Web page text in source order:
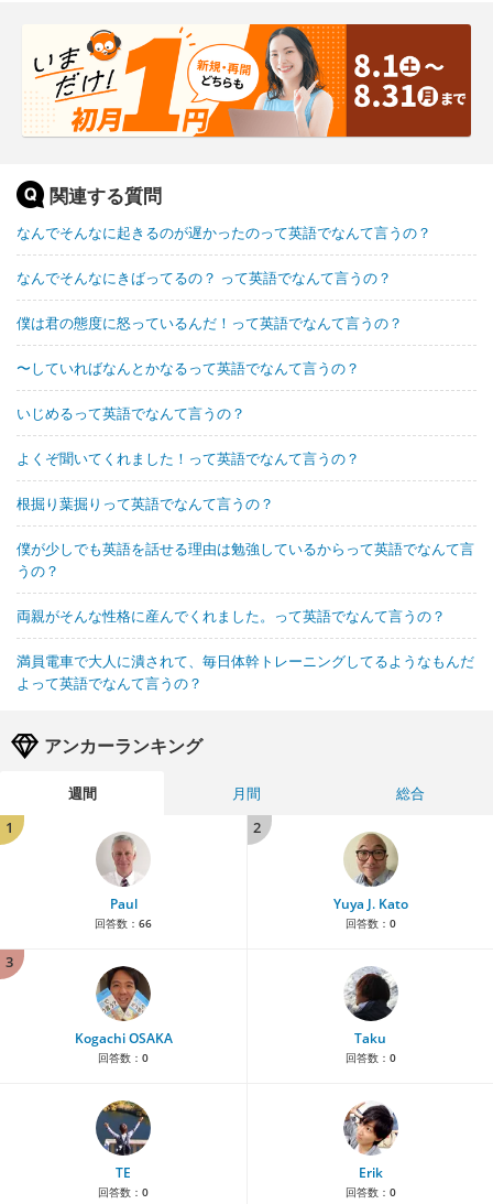
関連する質問
なんでそんなに起きるのが遅かったのって英語でなんて言うの？
なんでそんなにきばってるの？ って英語でなんて言うの？
僕は君の態度に怒っているんだ！って英語でなんて言うの？
〜していればなんとかなるって英語でなんて言うの？
いじめるって英語でなんて言うの？
よくぞ聞いてくれました！って英語でなんて言うの？
根掘り葉掘りって英語でなんて言うの？
僕が少しでも英語を話せる理由は勉強しているからって英語でなんて言
うの？
両親がそんな性格に産んでくれました。って英語でなんて言うの？
満員電車で大人に潰されて、毎日体幹トレーニングしてるようなもんだ
よって英語でなんて言うの？
アンカーランキング
週間 月間
総合
1
Paul
回答数： 66
2
Yuya J. Kato
回答数： 0
3
Kogachi OSAKA
回答数： 0
Taku
回答数： 0
TE
回答数： 0
Erik
回答数： 0